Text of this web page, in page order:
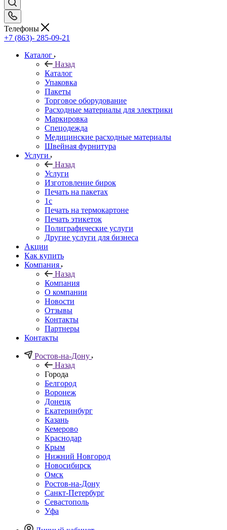
Телефоны
+7 (863)- 285-09-21
Каталог
Назад
Каталог
Упаковка
Пакеты
Торговое оборудование
Расходные материалы для электрики
Маркировка
Спецодежда
Медицинские расходные материалы
Швейная фурнитура
Услуги
Назад
Услуги
Изготовление бирок
Печать на пакетах
1c
Печать на термокартоне
Печать этикеток
Полиграфические услуги
Другие услуги для бизнеса
Акции
Как купить
Компания
Назад
Компания
О компании
Новости
Отзывы
Контакты
Партнеры
Контакты
Ростов-на-Дону
Назад
Города
Белгород
Воронеж
Донецк
Екатеринбург
Казань
Кемерово
Краснодар
Крым
Нижний Новгород
Новосибирск
Омск
Ростов-на-Дону
Санкт-Петербург
Севастополь
Уфа